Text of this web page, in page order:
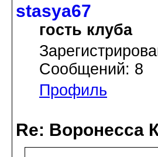
stasya67
гость клуба
Сообщений: 8
Профиль
Re: Воронесса